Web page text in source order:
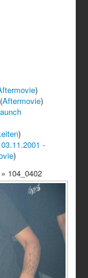
)
(Aftermovie)
)
-
)
» 104_0402